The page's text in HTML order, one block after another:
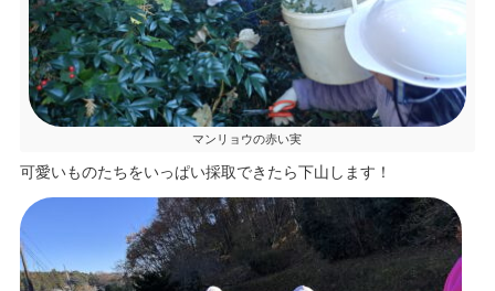
マンリョウの赤い実
可愛いものたちをいっぱい採取できたら下山します！